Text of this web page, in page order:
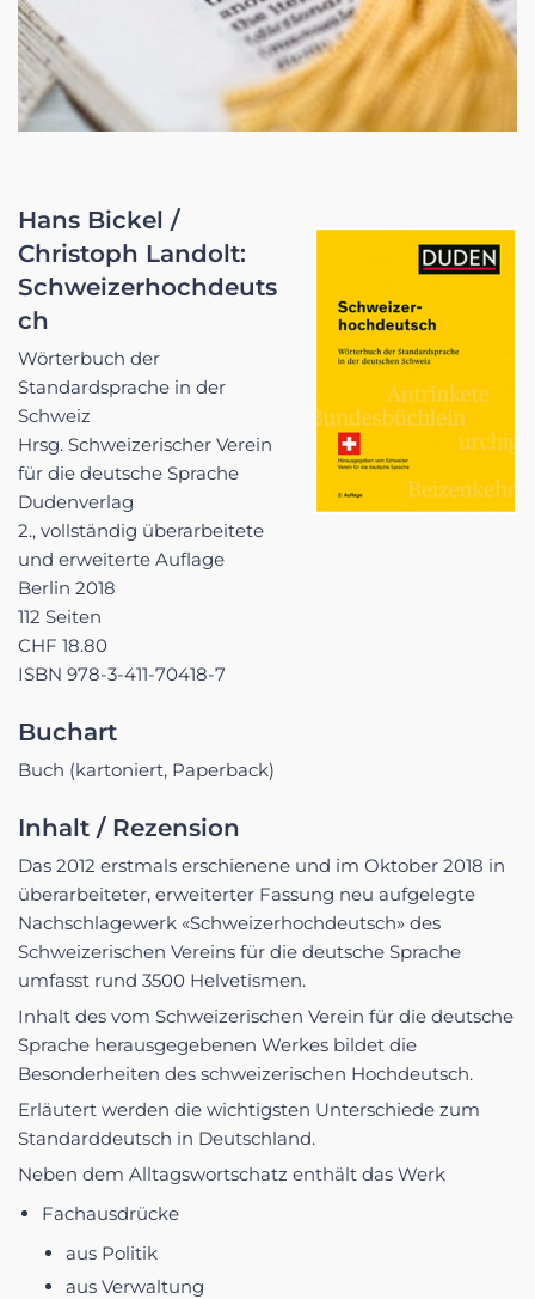
Hans Bickel /
Christoph Landolt:
Schweizerhochdeuts
ch
Wörterbuch der
Standardsprache in der
Schweiz
Hrsg. Schweizerischer Verein
für die deutsche Sprache
Dudenverlag
2., vollständig überarbeitete
und erweiterte Auflage
Berlin 2018
112 Seiten
CHF 18.80
ISBN 978-3-411-70418-7
Buchart
Buch (kartoniert, Paperback)
Inhalt / Rezension
Das 2012 erstmals erschienene und im Oktober 2018 in
überarbeiteter, erweiterter Fassung neu aufgelegte
Nachschlagewerk «Schweizerhochdeutsch» des
Schweizerischen Vereins für die deutsche Sprache
umfasst rund 3500 Helvetismen.
Inhalt des vom Schweizerischen Verein für die deutsche
Sprache herausgegebenen Werkes bildet die
Besonderheiten des schweizerischen Hochdeutsch.
Erläutert werden die wichtigsten Unterschiede zum
Standarddeutsch in Deutschland.
Neben dem Alltagswortschatz enthält das Werk
Fachausdrücke
aus Politik
aus Verwaltung